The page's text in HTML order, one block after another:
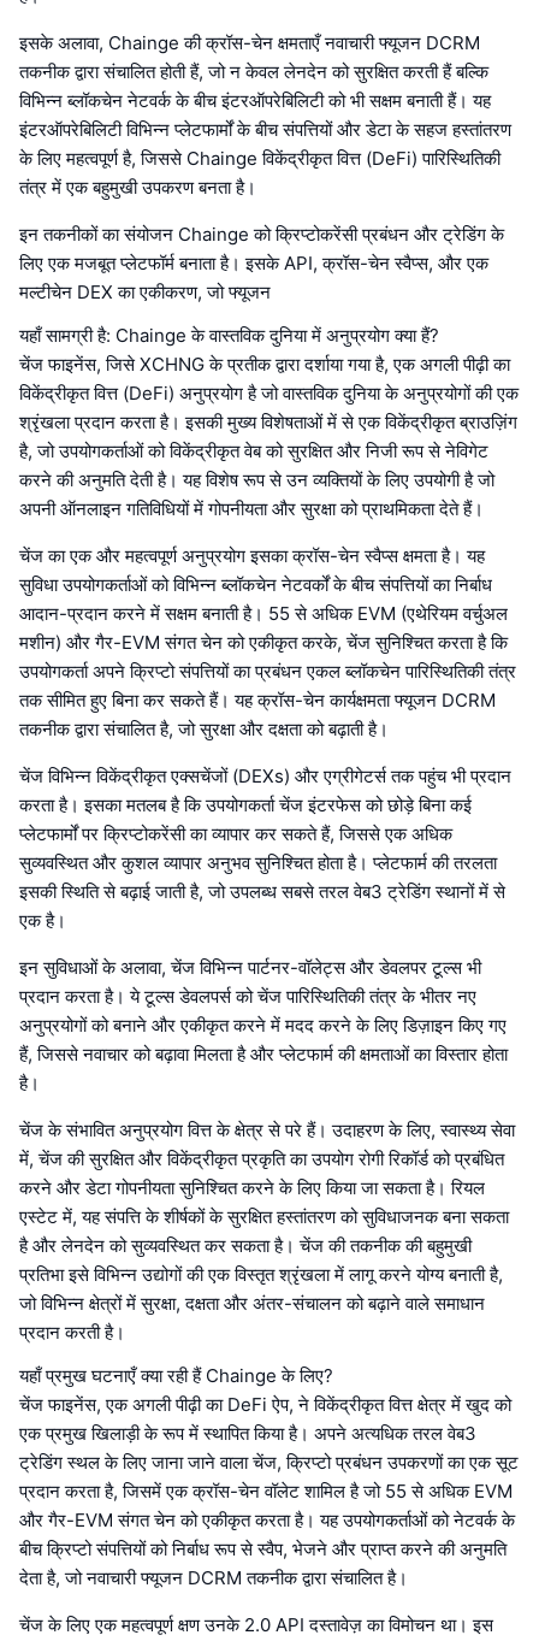
इसके अलावा, Chainge की क्रॉस-चेन क्षमताएँ नवाचारी फ्यूजन DCRM
तकनीक द्वारा संचालित होती हैं, जो न केवल लेनदेन को सुरक्षित करती हैं बल्कि
विभिन्न ब्लॉकचेन नेटवर्क के बीच इंटरऑपरेबिलिटी को भी सक्षम बनाती हैं। यह
इंटरऑपरेबिलिटी विभिन्न प्लेटफार्मों के बीच संपत्तियों और डेटा के सहज हस्तांतरण
के लिए महत्वपूर्ण है, जिससे Chainge विकेंद्रीकृत वित्त (DeFi) पारिस्थितिकी
तंत्र में एक बहुमुखी उपकरण बनता है।
इन तकनीकों का संयोजन Chainge को क्रिप्टोकरेंसी प्रबंधन और ट्रेडिंग के
लिए एक मजबूत प्लेटफॉर्म बनाता है। इसके API, क्रॉस-चेन स्वैप्स, और एक
मल्टीचेन DEX का एकीकरण, जो फ्यूजन
यहाँ सामग्री है: Chainge के वास्तविक दुनिया में अनुप्रयोग क्या हैं?
चेंज फाइनेंस, जिसे XCHNG के प्रतीक द्वारा दर्शाया गया है, एक अगली पीढ़ी का
विकेंद्रीकृत वित्त (DeFi) अनुप्रयोग है जो वास्तविक दुनिया के अनुप्रयोगों की एक
श्रृंखला प्रदान करता है। इसकी मुख्य विशेषताओं में से एक विकेंद्रीकृत ब्राउज़िंग
है, जो उपयोगकर्ताओं को विकेंद्रीकृत वेब को सुरक्षित और निजी रूप से नेविगेट
करने की अनुमति देती है। यह विशेष रूप से उन व्यक्तियों के लिए उपयोगी है जो
अपनी ऑनलाइन गतिविधियों में गोपनीयता और सुरक्षा को प्राथमिकता देते हैं।
चेंज का एक और महत्वपूर्ण अनुप्रयोग इसका क्रॉस-चेन स्वैप्स क्षमता है। यह
सुविधा उपयोगकर्ताओं को विभिन्न ब्लॉकचेन नेटवर्कों के बीच संपत्तियों का निर्बाध
आदान-प्रदान करने में सक्षम बनाती है। 55 से अधिक EVM (एथेरियम वर्चुअल
मशीन) और गैर-EVM संगत चेन को एकीकृत करके, चेंज सुनिश्चित करता है कि
उपयोगकर्ता अपने क्रिप्टो संपत्तियों का प्रबंधन एकल ब्लॉकचेन पारिस्थितिकी तंत्र
तक सीमित हुए बिना कर सकते हैं। यह क्रॉस-चेन कार्यक्षमता फ्यूजन DCRM
तकनीक द्वारा संचालित है, जो सुरक्षा और दक्षता को बढ़ाती है।
चेंज विभिन्न विकेंद्रीकृत एक्सचेंजों (DEXs) और एग्रीगेटर्स तक पहुंच भी प्रदान
करता है। इसका मतलब है कि उपयोगकर्ता चेंज इंटरफेस को छोड़े बिना कई
प्लेटफार्मों पर क्रिप्टोकरेंसी का व्यापार कर सकते हैं, जिससे एक अधिक
सुव्यवस्थित और कुशल व्यापार अनुभव सुनिश्चित होता है। प्लेटफार्म की तरलता
इसकी स्थिति से बढ़ाई जाती है, जो उपलब्ध सबसे तरल वेब3 ट्रेडिंग स्थानों में से
एक है।
इन सुविधाओं के अलावा, चेंज विभिन्न पार्टनर-वॉलेट्स और डेवलपर टूल्स भी
प्रदान करता है। ये टूल्स डेवलपर्स को चेंज पारिस्थितिकी तंत्र के भीतर नए
अनुप्रयोगों को बनाने और एकीकृत करने में मदद करने के लिए डिज़ाइन किए गए
हैं, जिससे नवाचार को बढ़ावा मिलता है और प्लेटफार्म की क्षमताओं का विस्तार होता
है।
चेंज के संभावित अनुप्रयोग वित्त के क्षेत्र से परे हैं। उदाहरण के लिए, स्वास्थ्य सेवा
में, चेंज की सुरक्षित और विकेंद्रीकृत प्रकृति का उपयोग रोगी रिकॉर्ड को प्रबंधित
करने और डेटा गोपनीयता सुनिश्चित करने के लिए किया जा सकता है। रियल
एस्टेट में, यह संपत्ति के शीर्षकों के सुरक्षित हस्तांतरण को सुविधाजनक बना सकता
है और लेनदेन को सुव्यवस्थित कर सकता है। चेंज की तकनीक की बहुमुखी
प्रतिभा इसे विभिन्न उद्योगों की एक विस्तृत श्रृंखला में लागू करने योग्य बनाती है,
जो विभिन्न क्षेत्रों में सुरक्षा, दक्षता और अंतर-संचालन को बढ़ाने वाले समाधान
प्रदान करती है।
यहाँ प्रमुख घटनाएँ क्या रही हैं Chainge के लिए?
चेंज फाइनेंस, एक अगली पीढ़ी का DeFi ऐप, ने विकेंद्रीकृत वित्त क्षेत्र में खुद को
एक प्रमुख खिलाड़ी के रूप में स्थापित किया है। अपने अत्यधिक तरल वेब3
ट्रेडिंग स्थल के लिए जाना जाने वाला चेंज, क्रिप्टो प्रबंधन उपकरणों का एक सूट
प्रदान करता है, जिसमें एक क्रॉस-चेन वॉलेट शामिल है जो 55 से अधिक EVM
और गैर-EVM संगत चेन को एकीकृत करता है। यह उपयोगकर्ताओं को नेटवर्क के
बीच क्रिप्टो संपत्तियों को निर्बाध रूप से स्वैप, भेजने और प्राप्त करने की अनुमति
देता है, जो नवाचारी फ्यूजन DCRM तकनीक द्वारा संचालित है।
चेंज के लिए एक महत्वपूर्ण क्षण उनके 2.0 API दस्तावेज़ का विमोचन था। इस